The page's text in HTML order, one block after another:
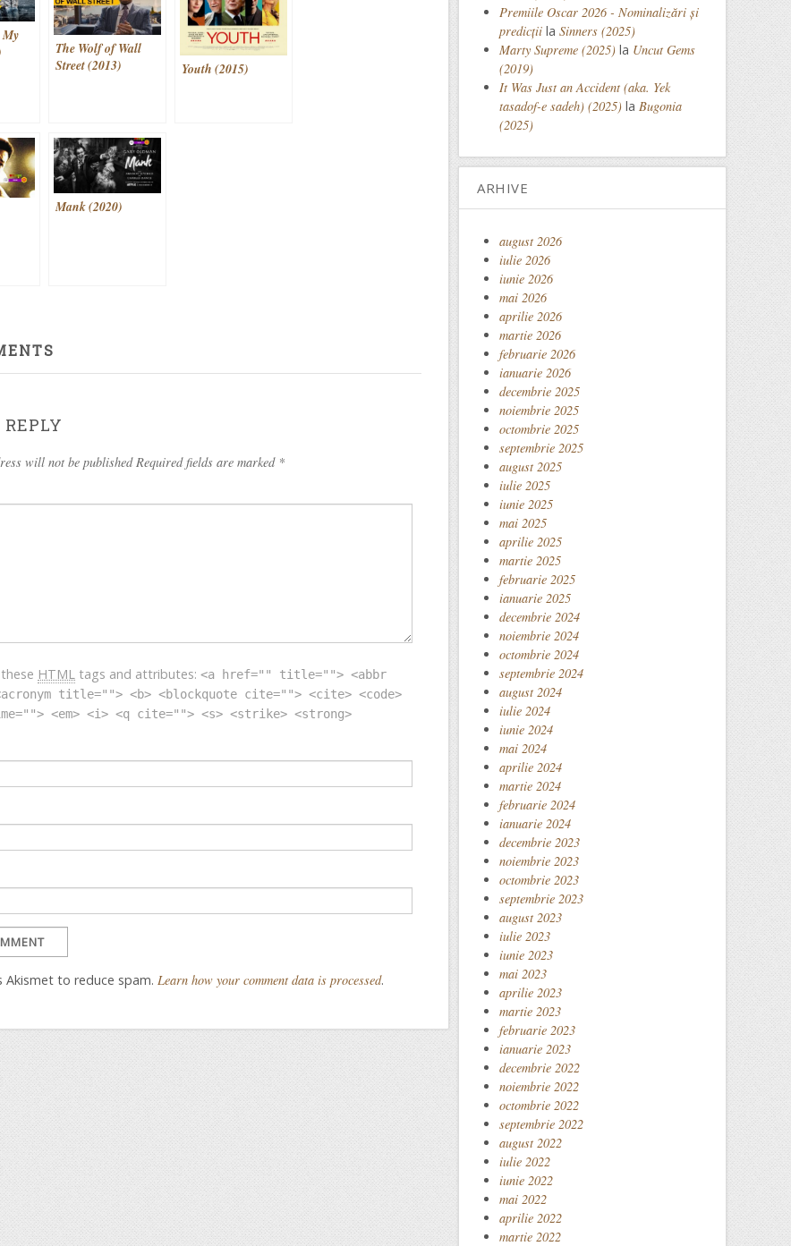
The Wolf of Wall
Street (2013)
Youth (2015)
Mank (2020)
will not be published Required fields are marked *
HTML tags and attributes: <a href="" title=""> <abbr
title=""> <b> <blockquote cite=""> <cite> <code>
<em> <i> <q cite=""> <s> <strike> <strong>
Akismet to reduce spam. Learn how your comment data is processed.
Premiile Oscar 2026 - Nominalizări și
predicții la Sinners (2025)
Marty Supreme (2025) la Uncut Gems
(2019)
It Was Just an Accident (aka. Yek
tasadof-e sadeh) (2025) la Bugonia
(2025)
ARHIVE
august 2026
iulie 2026
iunie 2026
mai 2026
aprilie 2026
martie 2026
februarie 2026
ianuarie 2026
decembrie 2025
noiembrie 2025
octombrie 2025
septembrie 2025
august 2025
iulie 2025
iunie 2025
mai 2025
aprilie 2025
martie 2025
februarie 2025
ianuarie 2025
decembrie 2024
noiembrie 2024
octombrie 2024
septembrie 2024
august 2024
iulie 2024
iunie 2024
mai 2024
aprilie 2024
martie 2024
februarie 2024
ianuarie 2024
decembrie 2023
noiembrie 2023
octombrie 2023
septembrie 2023
august 2023
iulie 2023
iunie 2023
mai 2023
aprilie 2023
martie 2023
februarie 2023
ianuarie 2023
decembrie 2022
noiembrie 2022
octombrie 2022
septembrie 2022
august 2022
iulie 2022
iunie 2022
mai 2022
aprilie 2022
martie 2022